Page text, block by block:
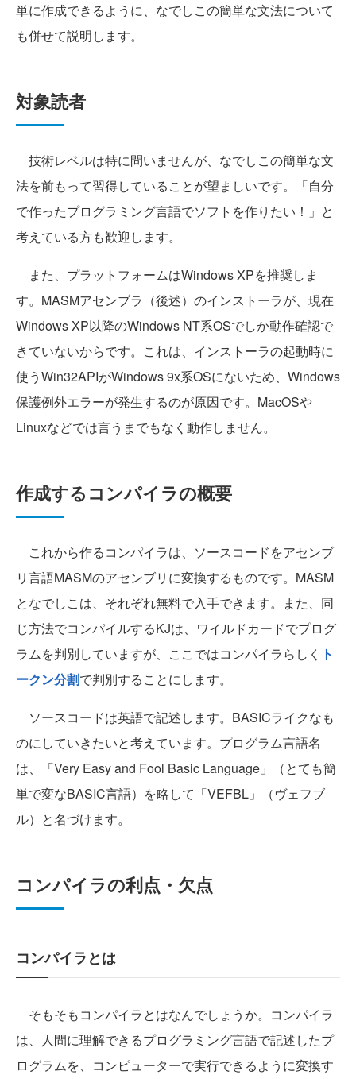
単に作成できるように、なでしこの簡単な文法について
も併せて説明します。
対象読者
技術レベルは特に問いませんが、なでしこの簡単な文
法を前もって習得していることが望ましいです。「自分
で作ったプログラミング言語でソフトを作りたい！」と
考えている方も歓迎します。
また、プラットフォームはWindows XPを推奨しま
す。MASMアセンブラ（後述）のインストーラが、現在
Windows XP以降のWindows NT系OSでしか動作確認で
きていないからです。これは、インストーラの起動時に
使うWin32APIがWindows 9x系OSにないため、Windows
保護例外エラーが発生するのが原因です。MacOSや
Linuxなどでは言うまでもなく動作しません。
作成するコンパイラの概要
これから作るコンパイラは、ソースコードをアセンブ
リ言語MASMのアセンブリに変換するものです。MASM
となでしこは、それぞれ無料で入手できます。また、同
じ方法でコンパイルするKJは、ワイルドカードでプログ
ラムを判別していますが、ここではコンパイラらしく ト
ークン分割で判別することにします。
ソースコードは英語で記述します。BASICライクなも
のにしていきたいと考えています。プログラム言語名
は、「Very Easy and Fool Basic Language」（とても簡
単で変なBASIC言語）を略して「VEFBL」（ヴェフブ
ル）と名づけます。
コンパイラの利点・欠点
コンパイラとは
そもそもコンパイラとはなんでしょうか。コンパイラ
は、人間に理解できるプログラミング言語で記述したプ
ログラムを、コンピューターで実行できるように変換す